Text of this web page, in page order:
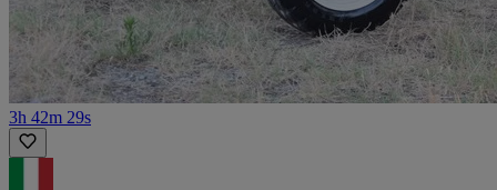
3h 42m 29s